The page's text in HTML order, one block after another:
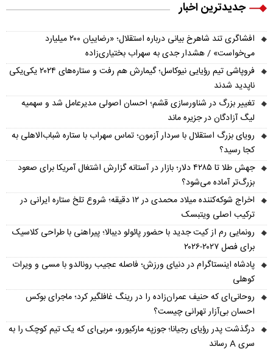
جدیدترین اخبار
افشاگری تند شاهرخ بیانی درباره استقلال؛ «رضاییان ۲۰۰ میلیارد
می‌خواست» / هشدار جدی به سهراب بختیاری‌زاده
فروپاشی تیم رؤیایی نیوکاسل؛ گیمارش هم رفت و ستاره‌های ۲۰۲۴ یکی‌یکی
ناپدید شدند
تغییر بزرگ در شناورسازی قشم؛ احسان اصولی مدیرعامل شد و سهمیه
لیگ آزادگان در جزیره ماند
رویای بزرگ استقلال با سردار آزمون؛ تماس سهراب با ستاره شباب‌الاهلی به
کجا رسید؟
جهش طلا تا ۴۲۸۵ دلار؛ بازار در آستانه گزارش اشتغال آمریکا برای صعود
بزرگ‌تر آماده می‌شود؟
اخراج شوکه‌کننده میلاد محمدی در ۱۲ دقیقه؛ شروع تلخ ستاره ایرانی در
ترکیب اصلی ویتبسک
رونمایی رم از کیت جدید با حضور پائولو دیبالا؛ پیراهنی با طراحی کلاسیک
برای فصل ۲۰۲۷-۲۰۲۶
پادشاه اینستاگرام در دنیای ورزش؛ فاصله عجیب رونالدو با مسی و ویرات
کوهلی
روحانی‌ای که حنیف عمران‌زاده را در رینگ غافلگیر کرد؛ ماجرای بوکس
احسان بی‌آزار تهرانی چیست؟
درگذشت پدر رؤیای رجیانا؛ جوزپه مارکیورو، مربی‌ای که یک تیم کوچک را به
سری A رساند